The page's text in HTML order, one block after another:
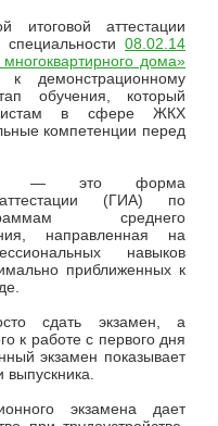
итоговой аттестации
08.02.14
дома»
к демонстрационному
обучения, который
в сфере ЖКХ
компетенции перед
— это форма
аттестации (ГИА) по
среднего
направленная на
навыков
приближенных к
сдать экзамен, а
к работе с первого дня
экзамен показывает
выпускника.
экзамена дает